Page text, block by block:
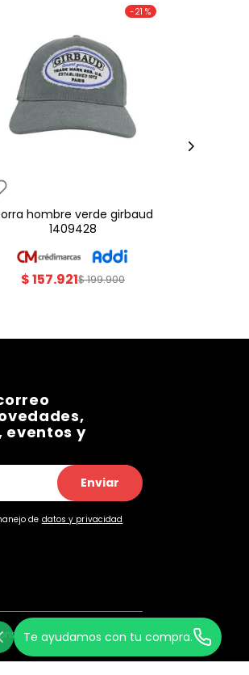
-21 %
1409428
$157.921$199.900
Te ayudamos con tu compra.
eventos y
Enviar
de datos y privacidad
Web